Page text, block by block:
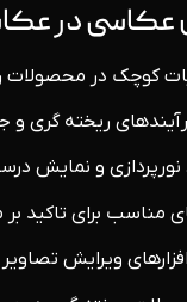
عکاسی در
کوچک در محصولات
ریخته‌ گری و
نورپردازی و نمایش
مناسب برای تاکید
ویرایش